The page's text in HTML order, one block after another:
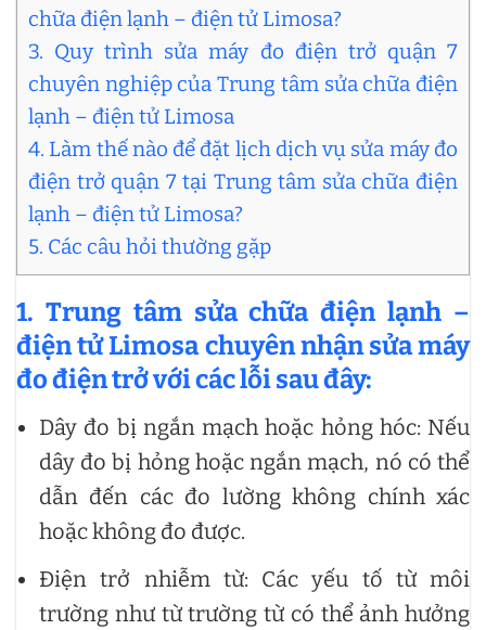
chữa điện lạnh – điện tử Limosa?
3. Quy trình sửa máy đo điện trở quận 7
chuyên nghiệp của Trung tâm sửa chữa điện
lạnh – điện tử Limosa
4. Làm thế nào để đặt lịch dịch vụ sửa máy đo
điện trở quận 7 tại Trung tâm sửa chữa điện
lạnh – điện tử Limosa?
5. Các câu hỏi thường gặp
1. Trung tâm sửa chữa điện lạnh –
điện tử Limosa chuyên nhận sửa máy
đo điện trở với các lỗi sau đây:
Dây đo bị ngắn mạch hoặc hỏng hóc: Nếu
dây đo bị hỏng hoặc ngắn mạch, nó có thể
dẫn đến các đo lường không chính xác
hoặc không đo được.
Điện trở nhiễm từ: Các yếu tố từ môi
trường như từ trường từ có thể ảnh hưởng